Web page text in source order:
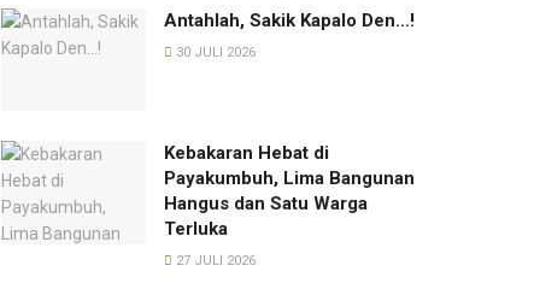
Antahlah, Sakik Kapalo Den…!
30 JULI 2026
Kebakaran Hebat di
Payakumbuh, Lima Bangunan
Hangus dan Satu Warga
Terluka
27 JULI 2026